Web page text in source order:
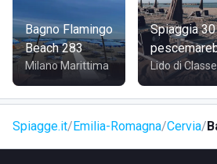
Bagno Flamingo
Beach 283
Milano Marittima
Spiaggia 30
Lido di Classe
Spiagge.it Emilia-Romagna Cervia